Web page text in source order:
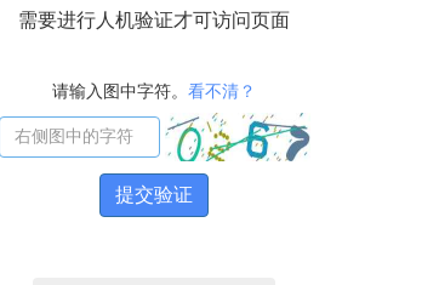
需要进行人机验证才可访问页面
请输入图中字符。 看不清？
提交验证